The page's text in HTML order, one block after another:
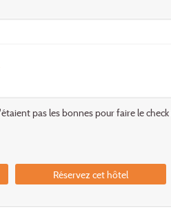
pas les bonnes pour faire le check
Réservez cet hôtel